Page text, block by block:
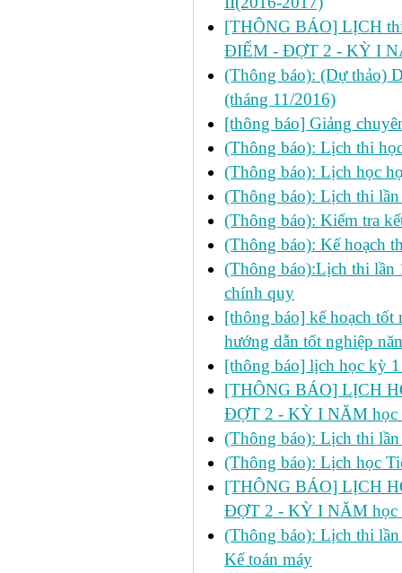
[THÔNG BÁO] LỊCH
ĐIỂM - ĐỢT 2 - KỲ I
(Thông báo): (Dự thảo)
(tháng 11/2016)
[thông báo] Giảng
(Thông báo): Lịch thi
(Thông báo): Lịch học
(Thông báo): Lịch thi
(Thông báo): Kiểm tra
(Thông báo): Kế hoạch
(Thông báo):Lịch thi lần
chính quy
[thông báo] kế hoạch tốt
hướng dẫn tốt nghiệp
[thông báo] lịch học kỳ
[THÔNG BÁO] LỊCH
ĐỢT 2 - KỲ I NĂM học
(Thông báo): Lịch thi
(Thông báo): Lịch học
[THÔNG BÁO] LỊCH
ĐỢT 2 - KỲ I NĂM học
(Thông báo): Lịch thi
Kế toán máy